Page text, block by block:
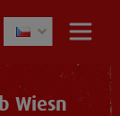
Wiesn